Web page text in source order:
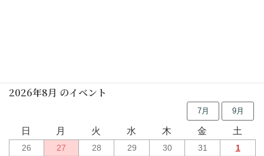
2026年8月 のイベント
7月 9月
日 月 火 水 木 金 土
26 27 28 29 30 31
1